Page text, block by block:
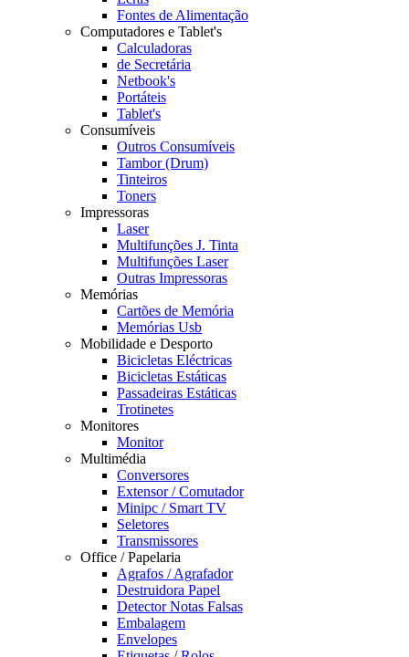
Fontes de Alimentação
Computadores e Tablet's
Calculadoras
de Secretária
Netbook's
Portáteis
Tablet's
Consumíveis
Outros Consumíveis
Tambor (Drum)
Tinteiros
Toners
Impressoras
Laser
Multifunções J. Tinta
Multifunções Laser
Outras Impressoras
Memórias
Cartões de Memória
Memórias Usb
Mobilidade e Desporto
Bicicletas Eléctricas
Bicicletas Estáticas
Passadeiras Estáticas
Trotinetes
Monitores
Monitor
Multimédia
Conversores
Extensor / Comutador
Minipc / Smart TV
Seletores
Transmissores
Office / Papelaria
Agrafos / Agrafador
Destruidora Papel
Detector Notas Falsas
Embalagem
Envelopes